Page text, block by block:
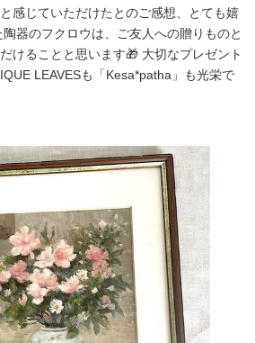
感じていただけたとのご感想、とても嬉
器のフクロウは、ご友人への贈りものと
けることと思います🎁 大切なプレゼント
LEAVESも「Kesa*patha」も光栄で